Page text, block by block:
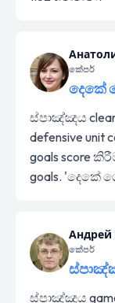
කේපර්
දෙකේ
ස්පාඤ්ඤය
defensive unit
goals score
goals. 'දෙකේ
Андрей
කේපර්
ස්පාඤ්ඤය